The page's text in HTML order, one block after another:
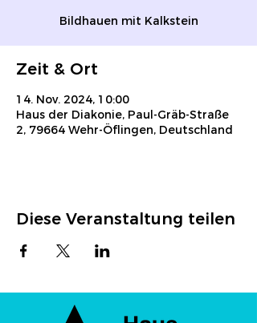
Bildhauen mit Kalkstein
Zeit & Ort
14. Nov. 2024, 10:00
Haus der Diakonie, Paul-Gräb-Straße
2, 79664 Wehr-Öflingen, Deutschland
Diese Veranstaltung teilen